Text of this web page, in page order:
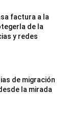
factura a la
de la
y redes
de migración
la mirada